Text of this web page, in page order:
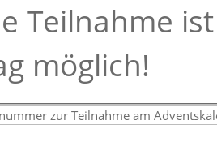
Teilnahme
möglich!
zur Teilnahme am